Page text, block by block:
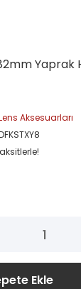
Yaprak
Aksesuarları
Ekle